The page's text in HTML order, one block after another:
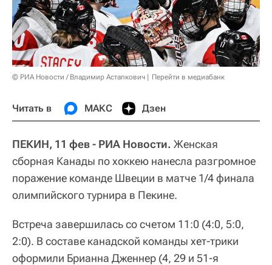
© РИА Новости / Владимир Астапкович Перейти в медиабанк
Читать в МАКС Дзен
ПЕКИН, 11 фев - РИА Новости. Женская
сборная Канады по хоккею нанесла разгромное
поражение команде Швеции в матче 1/4 финала
олимпийского турнира в Пекине.
Встреча завершилась со счетом 11:0 (4:0, 5:0,
2:0). В составе канадской команды хет-трики
оформили Брианна Дженнер (4, 29 и 51-я